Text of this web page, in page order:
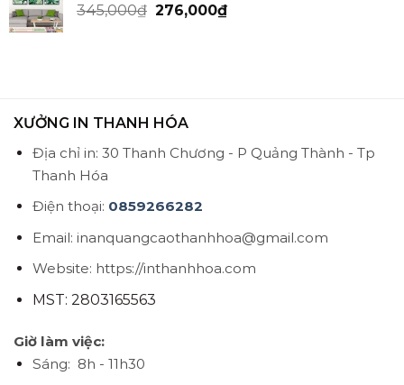
345,000₫ 276,000₫
XƯỞNG IN THANH HÓA
Địa chỉ in: 30 Thanh Chương - P Quảng Thành - Tp
Thanh Hóa
Điện thoại: 0859266282
Email: inanquangcaothanhhoa@gmail.com
Website: https://inthanhhoa.com
MST: 2803165563
Giờ làm việc:
Sáng: 8h - 11h30